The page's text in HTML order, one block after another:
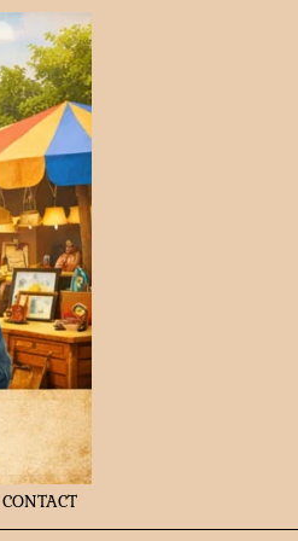
CONTACT